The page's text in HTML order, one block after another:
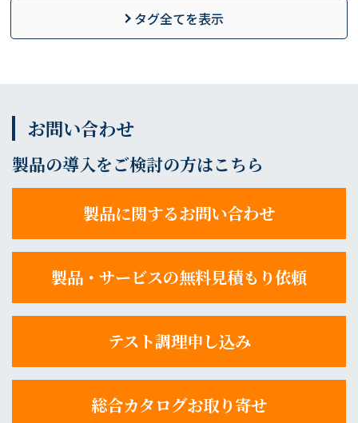
タグ全てを表示
お問い合わせ
製品の導入をご検討の方はこちら
製品に関するお問い合わせ
製品・サービスの無料見積もり依頼
テスト調理申し込み
総合カタログお取り寄せ